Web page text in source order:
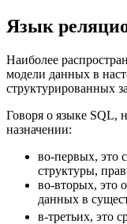
Язык
Наиболее
модели данных в
структурированных
Говоря о языке SQL,
назначении:
во-первых, это
структуры,
во-вторых, это
данных в
в-третьих, это